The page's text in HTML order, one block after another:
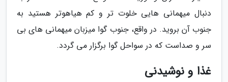
دنبال میهمانی هایی خلوت تر و کم هیاهوتر هستید به
جنوب آن بروید. در واقع، جنوب گوا میزبان میهمانی های بی
سر و صداست که در سواحل گوا برگزار می گردد.
غذا و نوشیدنی